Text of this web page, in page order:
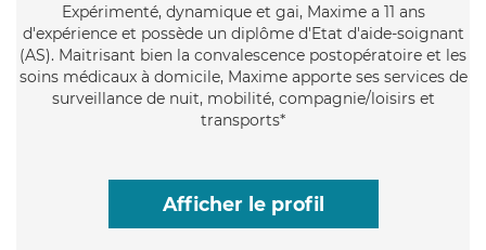
Expérimenté, dynamique et gai, Maxime a 11 ans
d'expérience et possède un diplôme d'Etat d'aide-soignant
(AS). Maitrisant bien la convalescence postopératoire et les
soins médicaux à domicile, Maxime apporte ses services de
surveillance de nuit, mobilité, compagnie/loisirs et
transports*
Afficher le profil